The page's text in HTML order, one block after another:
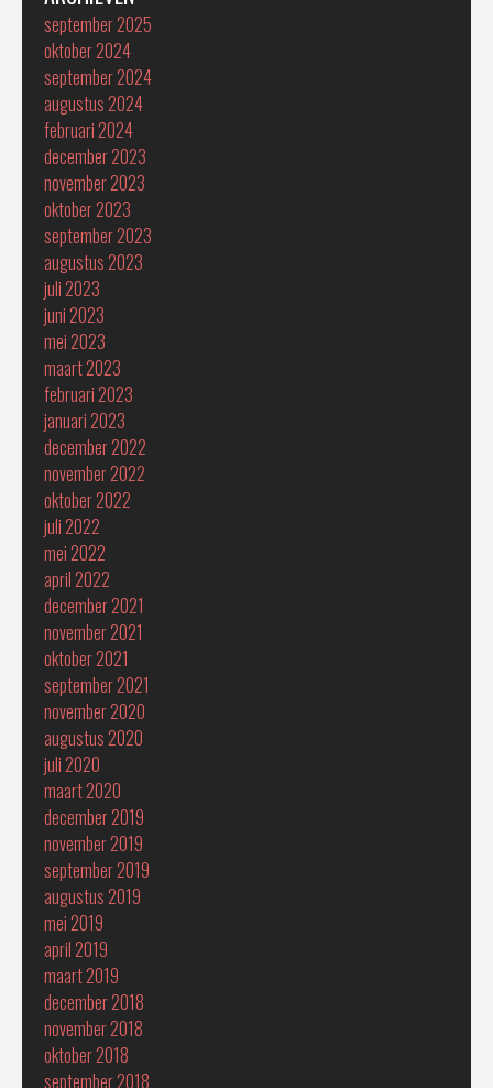
september 2025
oktober 2024
september 2024
augustus 2024
februari 2024
december 2023
november 2023
oktober 2023
september 2023
augustus 2023
juli 2023
juni 2023
mei 2023
maart 2023
februari 2023
januari 2023
december 2022
november 2022
oktober 2022
juli 2022
mei 2022
april 2022
december 2021
november 2021
oktober 2021
september 2021
november 2020
augustus 2020
juli 2020
maart 2020
december 2019
november 2019
september 2019
augustus 2019
mei 2019
april 2019
maart 2019
december 2018
november 2018
oktober 2018
september 2018